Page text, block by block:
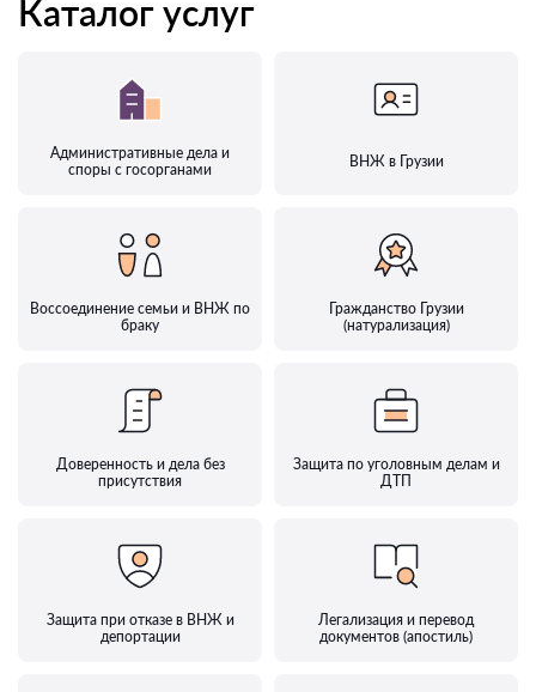
Каталог услуг
Административные дела и
споры с госорганами
ВНЖ в Грузии
Воссоединение семьи и ВНЖ по
браку
Гражданство Грузии
(натурализация)
Доверенность и дела без
присутствия
Защита по уголовным делам и
ДТП
Защита при отказе в ВНЖ и
депортации
Легализация и перевод
документов (апостиль)